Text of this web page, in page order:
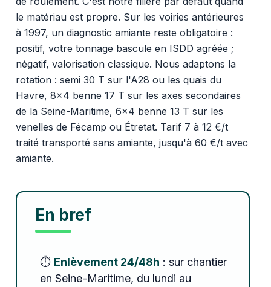
le matériau est propre. Sur les voiries antérieures
à 1997, un diagnostic amiante reste obligatoire :
positif, votre tonnage bascule en ISDD agréée ;
négatif, valorisation classique. Nous adaptons la
rotation : semi 30 T sur l'A28 ou les quais du
Havre, 8x4 benne 17 T sur les axes secondaires
de la Seine-Maritime, 6x4 benne 13 T sur les
venelles de Fécamp ou Étretat. Tarif 7 à 12 €/t
traité transporté sans amiante, jusqu'à 60 €/t avec
amiante.
En bref
⏱️ Enlèvement 24/48h : sur chantier
en Seine-Maritime, du lundi au